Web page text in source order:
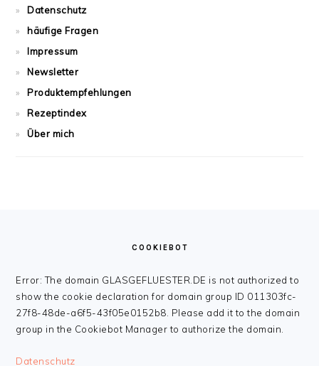
Datenschutz
häufige Fragen
Impressum
Newsletter
Produktempfehlungen
Rezeptindex
Über mich
COOKIEBOT
Error: The domain GLASGEFLUESTER.DE is not authorized to
show the cookie declaration for domain group ID 011303fc-
27f8-48de-a6f5-43f05e0152b8. Please add it to the domain
group in the Cookiebot Manager to authorize the domain.
Datenschutz